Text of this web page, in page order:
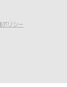
ポリシー